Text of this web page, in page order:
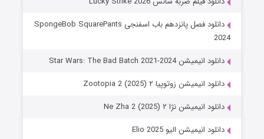
دانلود فصل پانزدهم باب اسفنجی SpongeBob SquarePants
2024
دانلود انیمیشن Star Wars: The Bad Batch 2021-2024
دانلود انیمیشن زوتوپیا ۲ Zootopia 2 (2025)
دانلود انیمیشن نژا ۲ Ne Zha 2 (2025)
دانلود انیمیشن الیو Elio 2025